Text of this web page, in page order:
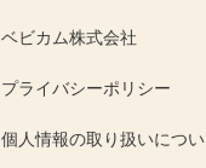
ベビカム株式会社
プライバシーポリシー
個人情報の取り扱いについ